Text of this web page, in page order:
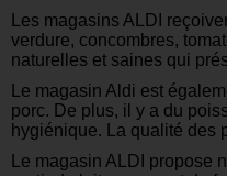
Les magasins ALDI
verdure, concombres,
naturelles et saines qui
Le magasin Aldi est
porc. De plus, il y a du
hygiénique. La qualité des
Le magasin ALDI